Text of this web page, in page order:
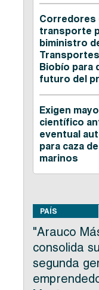
Corredores
transporte
biministro
Biobío para
futuro del
Exigen
científico
eventual
para caza
marinos
PAÍS
"Arauco
consolida
segunda